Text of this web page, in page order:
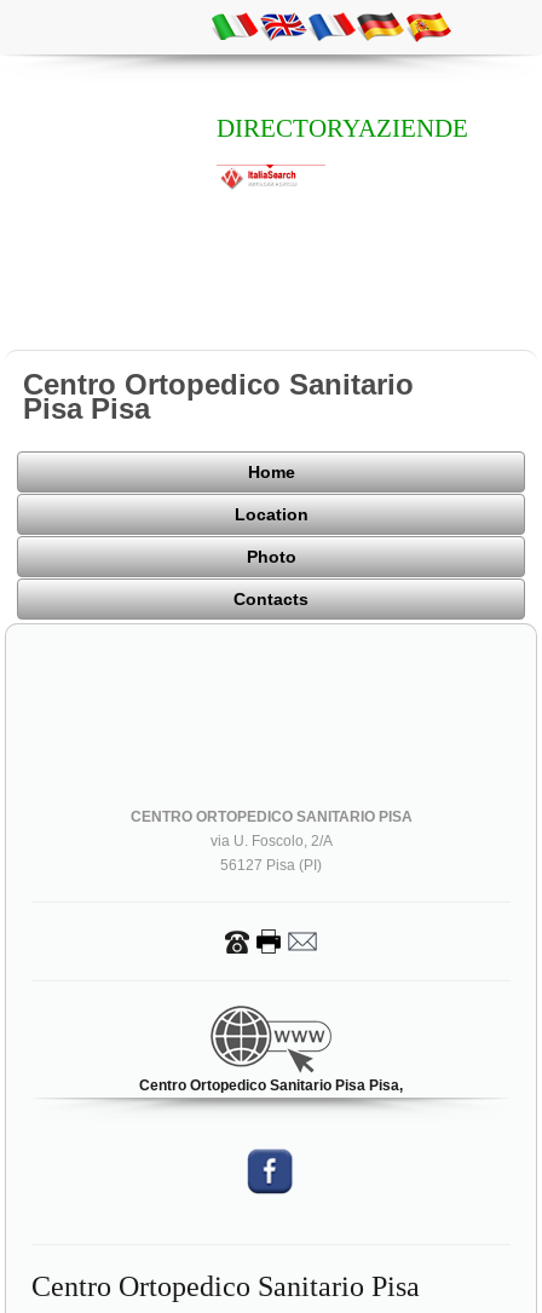
DIRECTORYAZIENDE
Centro Ortopedico Sanitario
Pisa Pisa
Home
Location
Photo
Contacts
CENTRO ORTOPEDICO SANITARIO PISA
via U. Foscolo, 2/A
56127 Pisa (PI)
Centro Ortopedico Sanitario Pisa Pisa,
Centro Ortopedico Sanitario Pisa